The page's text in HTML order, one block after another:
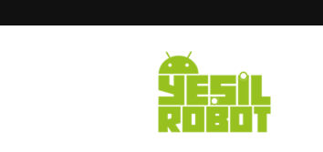
Yeşil
Robot